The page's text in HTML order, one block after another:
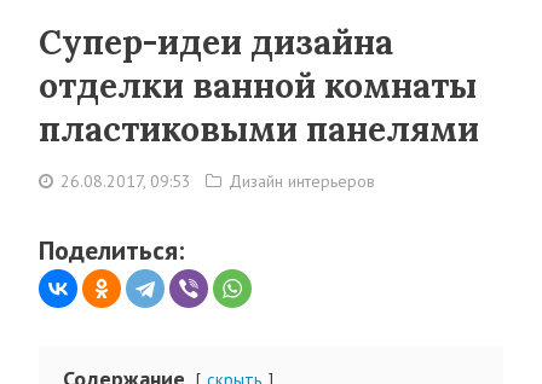
Супер-идеи дизайна
отделки ванной комнаты
пластиковыми панелями
26.08.2017, 09:53 Дизайн интерьеров
Поделиться: